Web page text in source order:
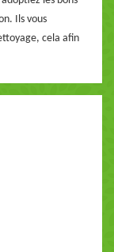
Ils vous
cela afin